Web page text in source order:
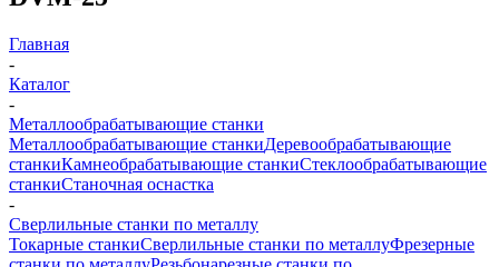
Главная
-
Каталог
-
Металлообрабатывающие станки
Металлообрабатывающие станкиДеревообрабатывающие
станкиКамнеобрабатывающие станкиСтеклообрабатывающие
станкиСтаночная оснастка
-
Сверлильные станки по металлу
Токарные станкиСверлильные станки по металлуФрезерные